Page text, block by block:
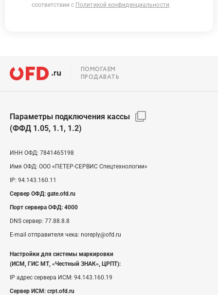
соответствии с Политикой конфиденциальности.
ПОМОГАЕМ
ПРОДАВАТЬ
Параметры подключения кассы
(ФФД 1.05, 1.1, 1.2)
ИНН ОФД: 7841465198
Имя ОФД: ООО «ПЕТЕР-СЕРВИС Спецтехнологии»
IP: 94.143.160.11
Сервер ОФД: gate.ofd.ru
Порт сервера ОФД: 4000
DNS сервер: 77.88.8.8
E-mail отправителя чека: noreply@ofd.ru
Настройки для системы маркировки
(ИСМ, ГИС МТ, «Честный ЗНАК», ЦРПТ):
IP адрес сервера ИСМ: 94.143.160.19
Сервер ИСМ: crpt.ofd.ru